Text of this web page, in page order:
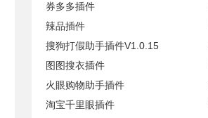
券多多插件
辣品插件
搜狗打假助手插件V1.0.15
图图搜衣插件
火眼购物助手插件
淘宝千里眼插件